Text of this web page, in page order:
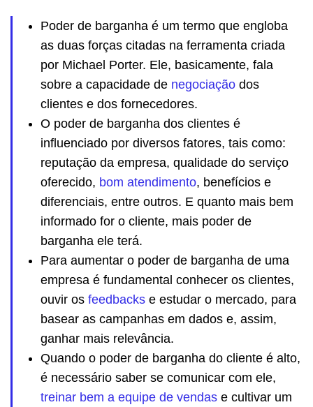
Poder de barganha é um termo que engloba
as duas forças citadas na ferramenta criada
por Michael Porter. Ele, basicamente, fala
sobre a capacidade de negociação dos
clientes e dos fornecedores.
O poder de barganha dos clientes é
influenciado por diversos fatores, tais como:
reputação da empresa, qualidade do serviço
oferecido, bom atendimento, benefícios e
diferenciais, entre outros. E quanto mais bem
informado for o cliente, mais poder de
barganha ele terá.
Para aumentar o poder de barganha de uma
empresa é fundamental conhecer os clientes,
ouvir os feedbacks e estudar o mercado, para
basear as campanhas em dados e, assim,
ganhar mais relevância.
Quando o poder de barganha do cliente é alto,
é necessário saber se comunicar com ele,
treinar bem a equipe de vendas e cultivar um